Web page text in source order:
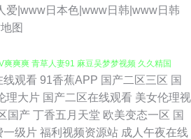
爱|www日本色|www日韩|www日韩
图
电影 91看视频网站蜜桃 久久香蕉综合操网 福
爽爽爽 青草人妻91 麻豆吴梦梦视频 久久精国
线观看 91香蕉APP 国产二区三区 国
理大片 国产二区在线观看 美女伦理视
国产 丁香五月天堂 欧美变态一区 国
一级片 福利视频资源站 成人午夜在线